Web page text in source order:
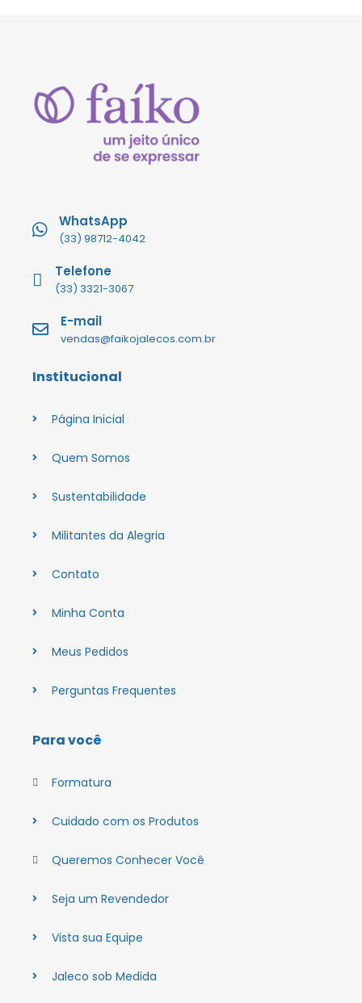
WhatsApp
(33) 98712-4042
Telefone
(33) 3321-3067
E-mail
vendas@faikojalecos.com.br
Institucional
Página Inicial
Quem Somos
Sustentabilidade
Militantes da Alegria
Contato
Minha Conta
Meus Pedidos
Perguntas Frequentes
Para você
Formatura
Cuidado com os Produtos
Queremos Conhecer Você
Seja um Revendedor
Vista sua Equipe
Jaleco sob Medida